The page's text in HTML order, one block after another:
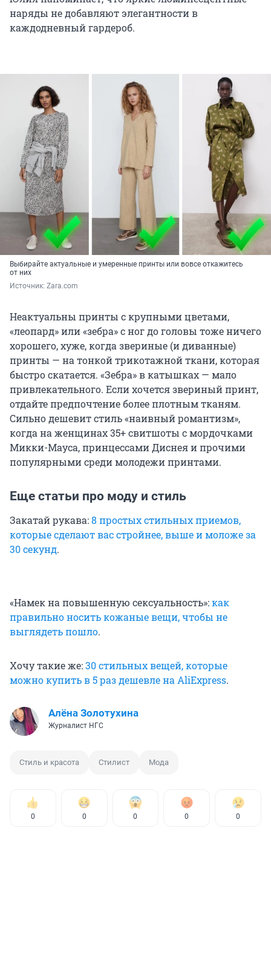
наряды не добавляют элегантности в
каждодневный гардероб.
Выбирайте актуальные и умеренные принты или вовсе откажитесь
от них
Источник: Zara.com
Неактуальны принты с крупными цветами,
«леопард» или «зебра» с ног до головы тоже ничего
хорошего, хуже, когда звериные (и диванные)
принты — на тонкой трикотажной ткани, которая
быстро скатается. «Зебра» в катышках — мало
привлекательного. Если хочется звериный принт,
отдайте предпочтение более плотным тканям.
Сильно дешевит стиль «наивный романтизм»,
когда на женщинах 35+ свитшоты с мордочками
Микки-Мауса, принцессами Диснея и прочими
популярными среди молодежи принтами.
Еще статьи про моду и стиль
Закатай рукава:8 простых стильных приемов,
которые сделают вас стройнее, выше и моложе за
30 секунд.
«Намек на повышенную сексуальность»:как
правильно носить кожаные вещи, чтобы не
выглядеть пошло.
Хочу такие же:30 стильных вещей, которые
можно купить в 5 раз дешевле на AliExpress.
Алёна Золотухина
Журналист НГС
Стиль и красота Стилист Мода
0 0 0 0 0